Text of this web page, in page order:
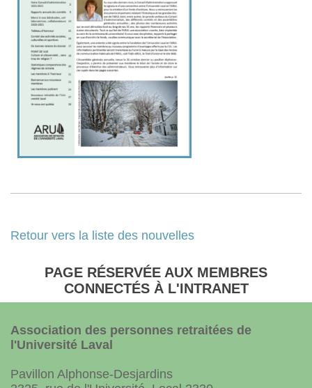
Retour vers la liste des nouvelles
PAGE RÉSERVÉE AUX MEMBRES
CONNECTÉS À L'INTRANET
Association des personnes retraitées de
l'Université Laval
Pavillon Alphonse-Desjardins